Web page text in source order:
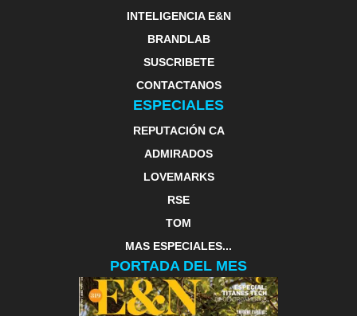
INTELIGENCIA E&N
BRANDLAB
SUSCRIBETE
CONTACTANOS
ESPECIALES
REPUTACIÓN CA
ADMIRADOS
LOVEMARKS
RSE
TOM
MAS ESPECIALES...
PORTADA DEL MES